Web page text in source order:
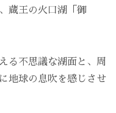
蔵王の火口湖「御
る不思議な湖面と、周
地球の息吹を感じさせ